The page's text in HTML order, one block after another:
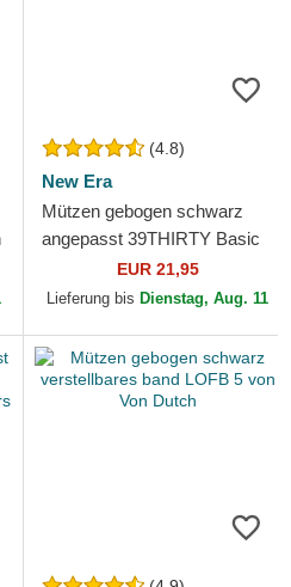
(4.8)
New Era
Mützen gebogen schwarz
angepasst 39THIRTY Basic
Flag von New Era
EUR 21,95
Lieferung bis Dienstag, Aug. 11